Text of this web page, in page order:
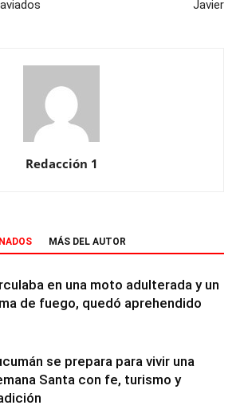
Javier
Redacción 1
MÁS DEL AUTOR
en una moto adulterada y un
de fuego, quedó aprehendido
se prepara para vivir una
Santa con fe, turismo y